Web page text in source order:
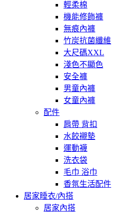
輕柔棉
機能修飾褲
無痕內褲
竹炭抗菌纖維
大尺碼XXL
淺色不顯色
安全褲
男童內褲
女童內褲
配件
肩帶 背扣
水餃襯墊
運動襪
洗衣袋
毛巾 浴巾
香氛生活配件
居家睡衣/內搭
居家內搭